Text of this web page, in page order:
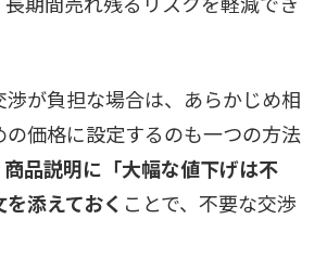
渉が負担な場合は、あらかじめ相
価格に設定するのも一つの方法
商品説明に「大幅な値下げは不
添えておく ことで、不要な交渉